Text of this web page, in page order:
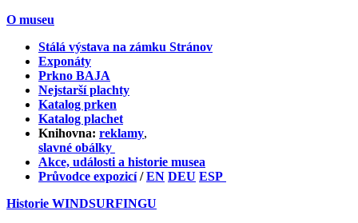
O museu
Stálá výstava na zámku Stránov
Exponáty
Prkno BAJA
Nejstarší plachty
Katalog prken
Katalog plachet
Knihovna: reklamy,
slavné obálky
Akce, události a historie musea
Průvodce expozicí/EN DEU ESP
Historie WINDSURFINGU